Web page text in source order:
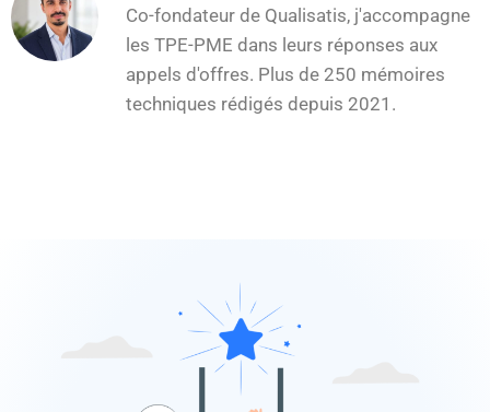
Co-fondateur de Qualisatis, j'accompagne
les TPE-PME dans leurs réponses aux
appels d'offres. Plus de 250 mémoires
techniques rédigés depuis 2021.